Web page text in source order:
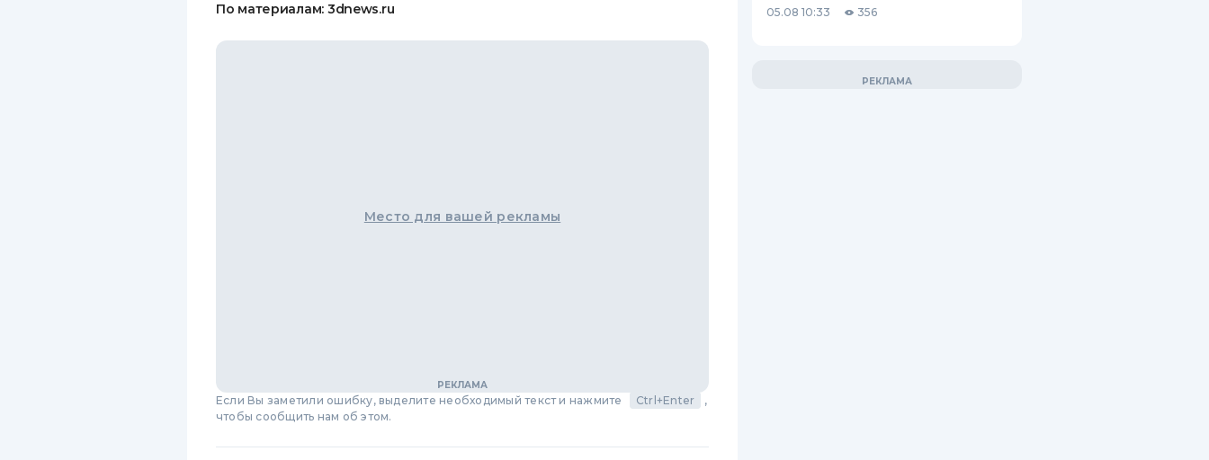
По материалам: 3dnews.ru
Место для вашей рекламы
Если Вы заметили ошибку, выделите необходимый текст и нажмите Ctrl+Enter
,
чтобы сообщить нам об этом.
05.08 10:33 356